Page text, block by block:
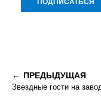
ПРЕДЫДУЩАЯ
Звездные гости на